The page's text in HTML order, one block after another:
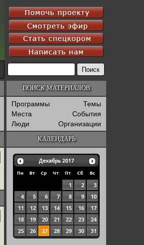
ПОИСК МАТЕРИАЛОВ
Программы
Темы
Места
События
Люди
Организации
КАЛЕНДАРЬ
Декабрь 2017
Пн Вт Ср Чт Пт Сб Вс
1 2
3
4
5 6 7 8 9
10
11
12 13 14 15 16
17
18
19 20 21 22 23
24
25
26 27 28 29 30 31